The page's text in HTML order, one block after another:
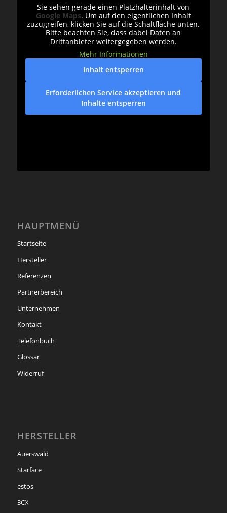
Sie sehen gerade einen Platzhalterinhalt von
Google Maps. Um auf den eigentlichen Inhalt
zuzugreifen, klicken Sie auf die Schaltfläche unten.
Bitte beachten Sie, dass dabei Daten an
Drittanbieter weitergegeben werden.
Mehr Informationen
Inhalt entsperren
Erforderlichen Service akzeptieren und
Inhalte entsperren
HAUPTMENÜ
Startseite
Hersteller
Referenzen
Partnerbereich
Unternehmen
Kontakt
Telefonbuch
Glossar
Widerruf
HERSTELLER
Auerswald
Starface
estos
3CX